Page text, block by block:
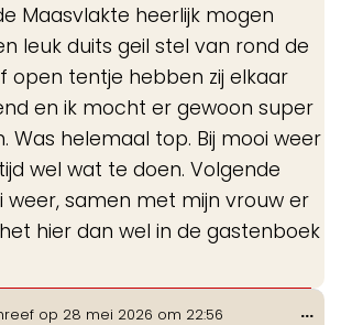
Maasvlakte heerlijk mogen
leuk duits geil stel van rond de
open tentje hebben zij elkaar
en ik mocht er gewoon super
Was helemaal top. Bij mooi weer
wel wat te doen. Volgende
weer, samen met mijn vrouw er
hier dan wel in de gastenboek
op 28 mei 2026 om 22:56 ...